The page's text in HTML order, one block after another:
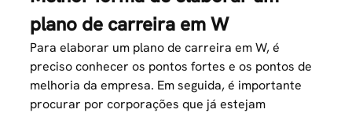
plano de carreira em W
Para elaborar um plano de carreira em W, é
preciso conhecer os pontos fortes e os pontos de
melhoria da empresa. Em seguida, é importante
procurar por corporações que já estejam